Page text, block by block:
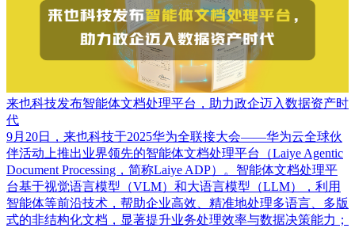
来也科技发布智能体文档处理平台，助力政企迈入数据资产时
代
9月20日，来也科技于2025华为全联接大会——华为云全球伙
伴活动上推出业界领先的智能体文档处理平台（Laiye Agentic
Document Processing，简称Laiye ADP）。智能体文档处理平
台基于视觉语言模型（VLM）和大语言模型（LLM），利用
智能体等前沿技术，帮助企业高效、精准地处理多语言、多版
式的非结构化文档，显著提升业务处理效率与数据决策能力；